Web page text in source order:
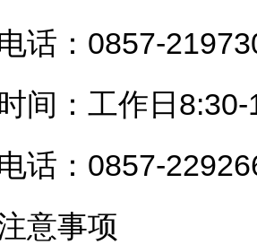
：0857-
：工作日8:30-
：0857-
事项